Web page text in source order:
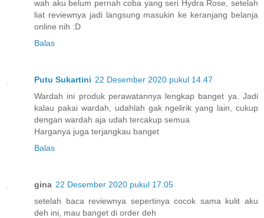
wah aku belum pernah coba yang seri Hydra Rose, setelah
liat reviewnya jadi langsung masukin ke keranjang belanja
online nih :D
Balas
Putu Sukartini 22 Desember 2020 pukul 14.47
Wardah ini produk perawatannya lengkap banget ya. Jadi
kalau pakai wardah, udahlah gak ngelirik yang lain, cukup
dengan wardah aja udah tercakup semua
Harganya juga terjangkau banget
Balas
gina 22 Desember 2020 pukul 17.05
setelah baca reviewnya sepertinya cocok sama kulit aku
deh ini, mau banget di order deh